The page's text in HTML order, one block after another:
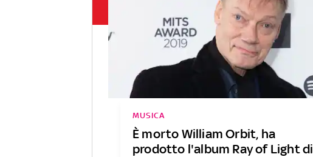
È morto William Orbit, ha
prodotto l'album Ray of Light di
MUSICA